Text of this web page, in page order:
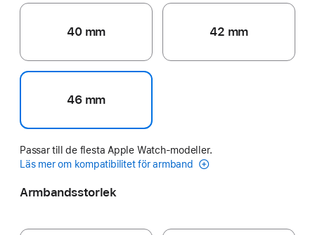
40 mm 42 mm
46 mm
Passar till de flesta Apple Watch-modeller.
Läs mer om kompatibilitet för armband
Armbandsstorlek